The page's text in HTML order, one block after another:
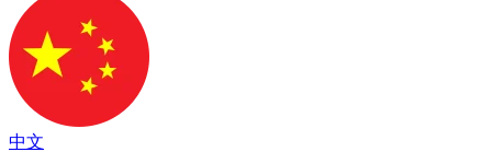
中文